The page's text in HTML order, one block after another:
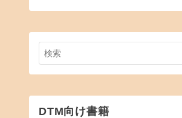
DTM向け書籍